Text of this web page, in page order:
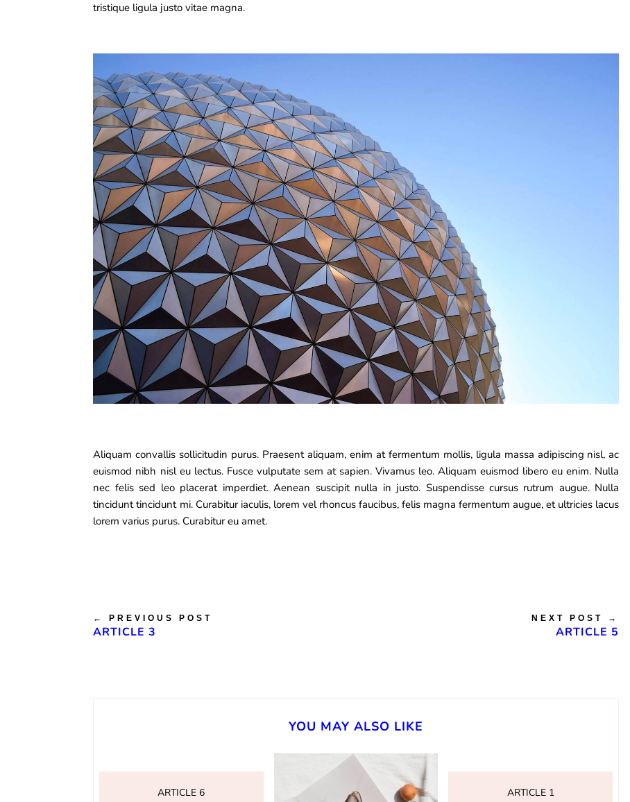
tristique ligula justo vitae magna.
Aliquam convallis sollicitudin purus. Praesent aliquam, enim at fermentum mollis, ligula massa adipiscing nisl, ac
euismod nibh nisl eu lectus. Fusce vulputate sem at sapien. Vivamus leo. Aliquam euismod libero eu enim. Nulla
nec felis sed leo placerat imperdiet. Aenean suscipit nulla in justo. Suspendisse cursus rutrum augue. Nulla
tincidunt tincidunt mi. Curabitur iaculis, lorem vel rhoncus faucibus, felis magna fermentum augue, et ultricies lacus
lorem varius purus. Curabitur eu amet.
← PREVIOUS POST
ARTICLE 3
NEXT POST →
ARTICLE 5
YOU MAY ALSO LIKE
ARTICLE 6 ARTICLE 1